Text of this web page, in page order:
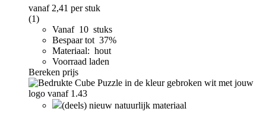
vanaf 2,41 per stuk
(1)
Vanaf 10 stuks
Bespaar tot 37%
Materiaal: hout
Voorraad laden
Bereken prijs
(deels) nieuw natuurlijk materiaal